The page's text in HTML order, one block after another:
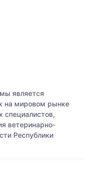
является
на мировом рынке
специалистов,
ветеринарно-
Республики